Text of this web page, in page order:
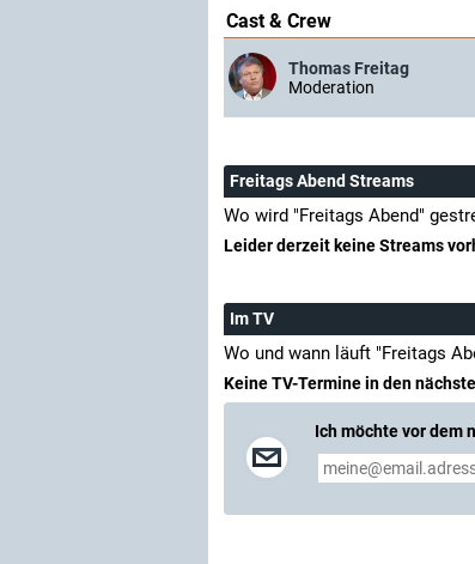
Cast & Crew
Thomas Freitag
Moderation
Freitags Abend Streams
Wo wird "Freitags Abend"
Leider derzeit keine Streams
Im TV
Wo und wann läuft "Freitags
Keine TV-Termine in den
Ich möchte vor dem